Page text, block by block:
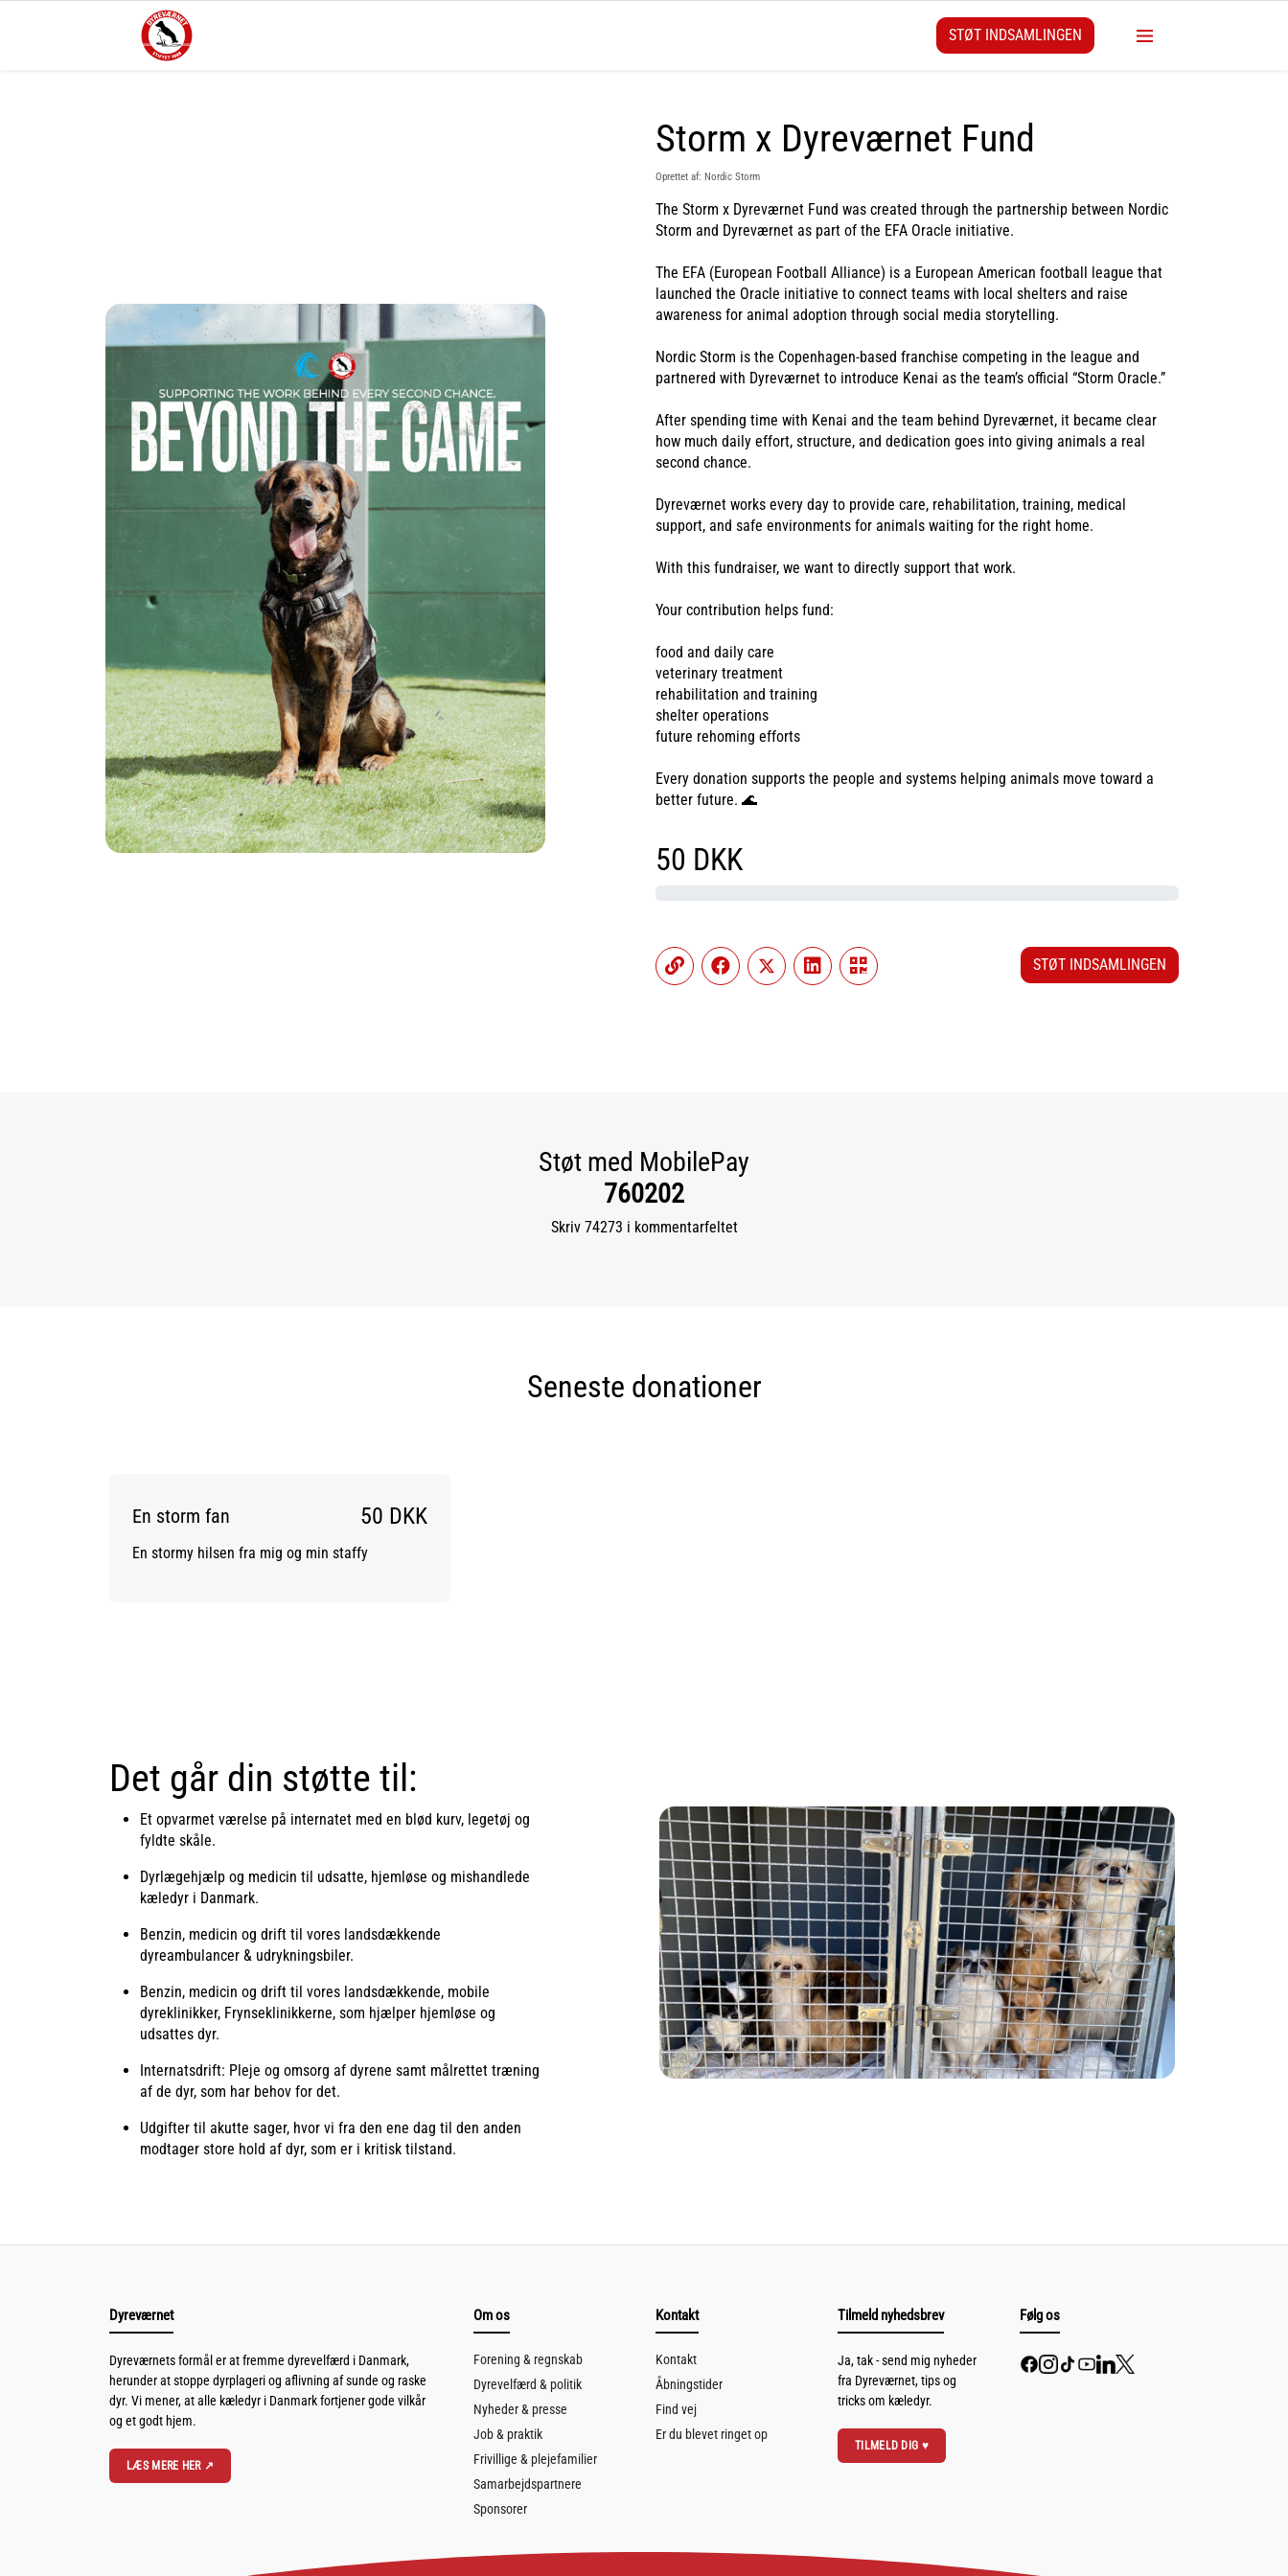
STØT INDSAMLINGEN
Storm x Dyreværnet Fund
Oprettet af: Nordic Storm
The Storm x Dyreværnet Fund was created through the partnership between Nordic
Storm and Dyreværnet as part of the EFA Oracle initiative.
The EFA (European Football Alliance) is a European American football league that
launched the Oracle initiative to connect teams with local shelters and raise
awareness for animal adoption through social media storytelling.
Nordic Storm is the Copenhagen-based franchise competing in the league and
partnered with Dyreværnet to introduce Kenai as the team’s official “Storm Oracle.”
After spending time with Kenai and the team behind Dyreværnet, it became clear
how much daily effort, structure, and dedication goes into giving animals a real
second chance.
Dyreværnet works every day to provide care, rehabilitation, training, medical
support, and safe environments for animals waiting for the right home.
With this fundraiser, we want to directly support that work.
Your contribution helps fund:
food and daily care
veterinary treatment
rehabilitation and training
shelter operations
future rehoming efforts
Every donation supports the people and systems helping animals move toward a
better future. 🌊
50 DKK
STØT INDSAMLINGEN
Støt med MobilePay
760202
Skriv 74273 i kommentarfeltet
Seneste donationer
En storm fan 50 DKK
En stormy hilsen fra mig og min staffy
Det går din støtte til:
Et opvarmet værelse på internatet med en blød kurv, legetøj og
fyldte skåle.
Dyrlægehjælp og medicin til udsatte, hjemløse og mishandlede
kæledyr i Danmark.
Benzin, medicin og drift til vores landsdækkende
dyreambulancer & udrykningsbiler.
Benzin, medicin og drift til vores landsdækkende, mobile
dyreklinikker, Frynseklinikkerne, som hjælper hjemløse og
udsattes dyr.
Internatsdrift: Pleje og omsorg af dyrene samt målrettet træning
af de dyr, som har behov for det.
Udgifter til akutte sager, hvor vi fra den ene dag til den anden
modtager store hold af dyr, som er i kritisk tilstand.
Dyreværnet
Dyreværnets formål er at fremme dyrevelfærd i Danmark,
herunder at stoppe dyrplageri og aflivning af sunde og raske
dyr. Vi mener, at alle kæledyr i Danmark fortjener gode vilkår
og et godt hjem.
LÆS MERE HER ↗
Om os
Forening & regnskab
Dyrevelfærd & politik
Nyheder & presse
Job & praktik
Frivillige & plejefamilier
Samarbejdspartnere
Sponsorer
Kontakt
Kontakt
Åbningstider
Find vej
Er du blevet ringet op
Tilmeld nyhedsbrev
Ja, tak - send mig nyheder
fra Dyreværnet, tips og
tricks om kæledyr.
TILMELD DIG ♥
Følg os